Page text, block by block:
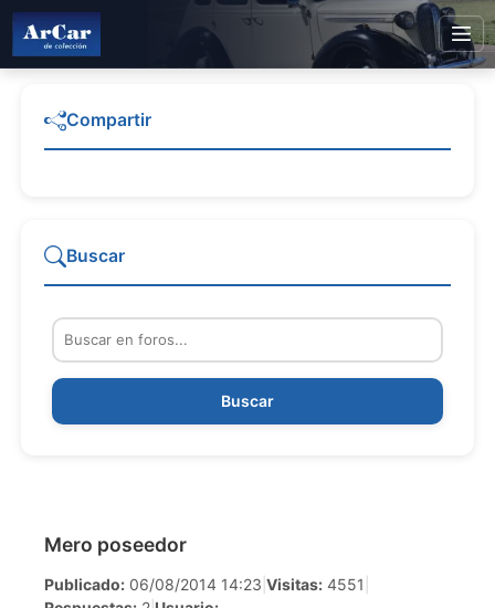
Mero poseedor
Publicado: 06/08/2014 14:23 Visitas: 4551
Compartir
Buscar
Buscar